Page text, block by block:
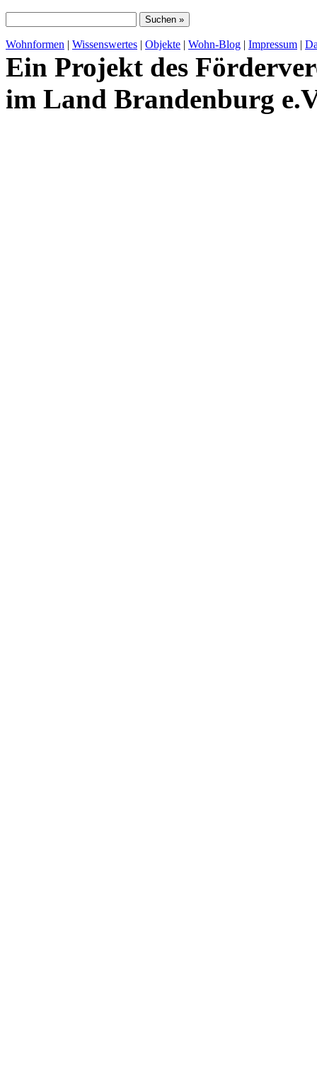
Wohnformen | Wissenswertes | Objekte | Wohn-Blog | Impressum |
Ein Projekt des
im Land Brandenburg